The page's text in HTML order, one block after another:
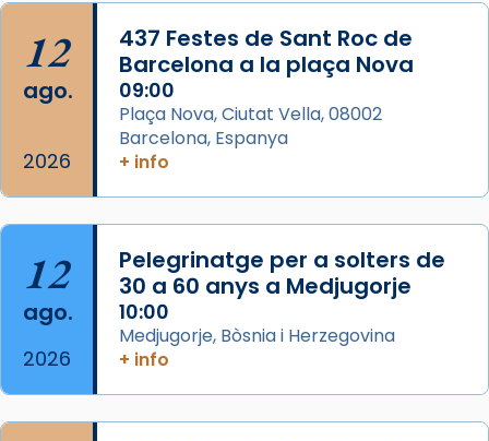
Acompanyant la història de sant Cugat, a
partir de l’Edat Mitjana sorgeix la tradició
que les santes Juliana (“relatiu a Júlia”) i
Semproniana (“relatiu a Semprònia =
eterna”) són deixebles seves. I l’any 1667, el
frare Joan Gaspar Roig, afirma en una obra
que les santes són filles de l’antiga Iluro.
Mataró en reivindicarà les relíq
Foto
View on Facebook ·
12
ago.
2026
437 Festes de Sant Roc de
Barcelona a la plaça Nova
09:00
Plaça Nova, Ciutat Vella, 08002
Barcelona, Espanya
+ info
12
ago.
2026
Pelegrinatge per a solters de
30 a 60 anys a Medjugorje
10:00
Medjugorje, Bòsnia i Herzegovina
+ info